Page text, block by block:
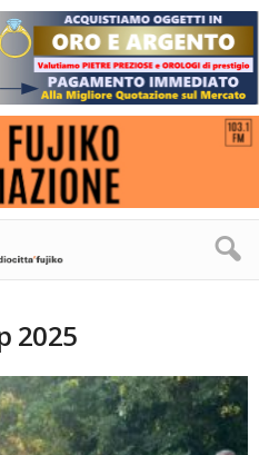
2025